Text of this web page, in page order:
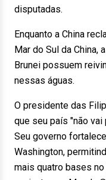
disputadas.
Enquanto a China
Mar do Sul da China,
Brunei possuem
nessas águas.
O presidente das
que seu país "não
Seu governo
Washington,
mais quatro bases